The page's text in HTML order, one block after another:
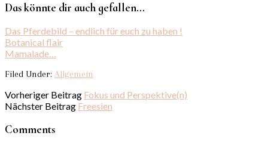
Das könnte dir auch gefallen...
Das Pferdebild – endlich für euch zu haben !
Botanical flair
Mamalade…
Filed Under: Allgemein
Vorheriger Beitrag Fokus und Perspektive(n)
Nächster Beitrag Freesien
Comments